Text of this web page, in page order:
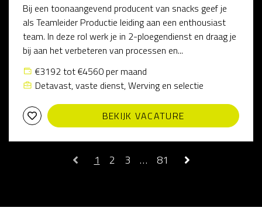
Bij een toonaangevend producent van snacks geef je
als Teamleider Productie leiding aan een enthousiast
team. In deze rol werk je in 2-ploegendienst en draag je
bij aan het verbeteren van processen en...
€3192 tot €4560 per maand
Detavast, vaste dienst, Werving en selectie
BEKIJK VACATURE
1 2 3 … 81